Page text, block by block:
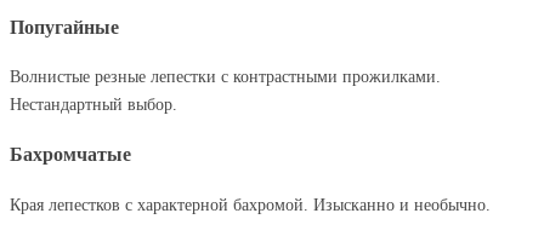
Попугайные
Волнистые резные лепестки с контрастными прожилками.
Нестандартный выбор.
Бахромчатые
Края лепестков с характерной бахромой. Изысканно и необычно.